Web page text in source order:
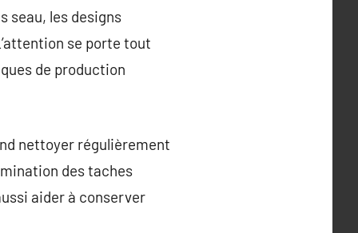
seau, les designs
se porte tout
de production
nettoyer régulièrement
des taches
aider à conserver